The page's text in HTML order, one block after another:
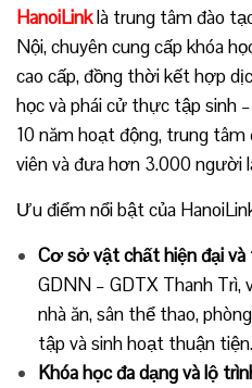
HanoiLinklà trung tâm đào
Nội, chuyên cung cấp khóa
cao cấp, đồng thời kết hợp
học và phái cử thực tập sinh
10 năm hoạt động, trung
viên và đưa hơn 3.000 người
Ưu điểm nổi bật của
Cơ sở vật chất hiện đại và
GDNN – GDTX Thanh Trì,
nhà ăn, sân thể thao,
tập và sinh hoạt thuận tiện.
Khóa học đa dạng và lộ